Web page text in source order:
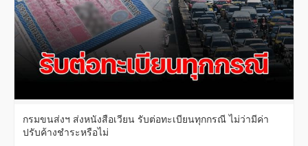
กรมขนส่งฯ ส่งหนังสือเวียน รับต่อทะเบียนทุกกรณี ไม่ว่ามีค่า
ปรับค้างชำระหรือไม่